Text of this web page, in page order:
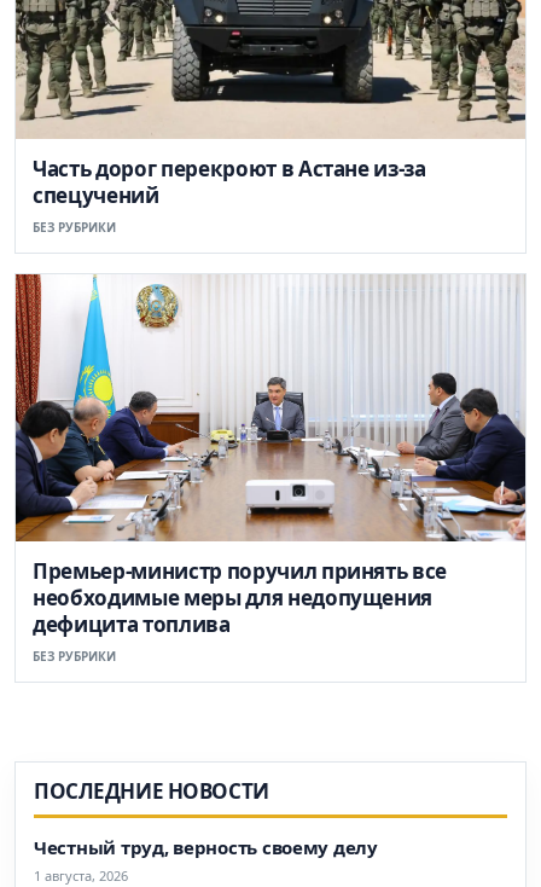
Часть дорог перекроют в Астане из-за
спецучений
БЕЗ РУБРИКИ
Премьер-министр поручил принять все
необходимые меры для недопущения
дефицита топлива
БЕЗ РУБРИКИ
ПОСЛЕДНИЕ НОВОСТИ
Честный труд, верность своему делу
1 августа, 2026